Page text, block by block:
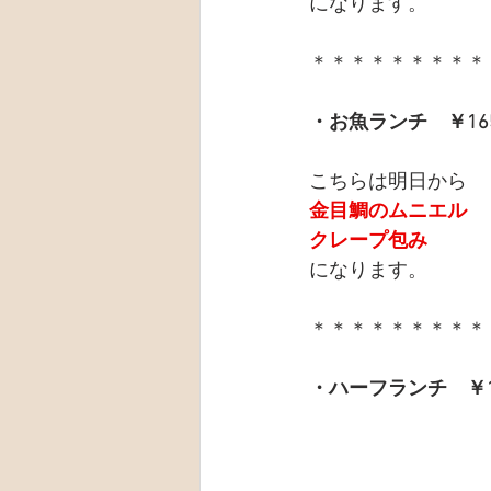
になります。
＊＊＊＊＊＊＊＊
・お魚ランチ　￥
こちらは明日から
金目鯛のムニエル
クレープ包み
になります。
＊＊＊＊＊＊＊＊
・ハーフランチ　